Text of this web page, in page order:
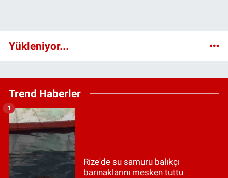
Yükleniyor...
Trend Haberler
Rize'de su samuru balıkçı
barınaklarını mesken tuttu
1